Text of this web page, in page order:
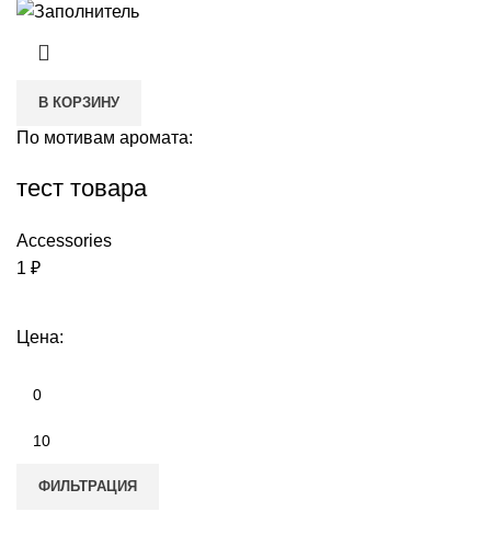
Цена:
ФИЛЬТРАЦИЯ
В КОРЗИНУ
По мотивам аромата:
тест товара
Accessories
1 ₽